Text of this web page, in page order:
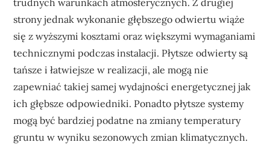
strony jednak wykonanie głębszego odwiertu wiąże
się z wyższymi kosztami oraz większymi wymaganiami
technicznymi podczas instalacji. Płytsze odwierty są
tańsze i łatwiejsze w realizacji, ale mogą nie
zapewniać takiej samej wydajności energetycznej jak
ich głębsze odpowiedniki. Ponadto płytsze systemy
mogą być bardziej podatne na zmiany temperatury
gruntu w wyniku sezonowych zmian klimatycznych.